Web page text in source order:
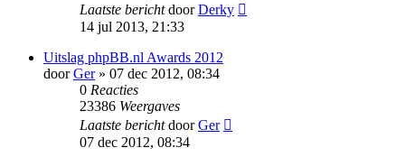
Laatste berichtdoorDerky
14 jul 2013, 21:33
Uitslag phpBB.nl Awards 2012
doorGer» 07 dec 2012, 08:34
0 Reacties
23386 Weergaves
Laatste berichtdoorGer
07 dec 2012, 08:34